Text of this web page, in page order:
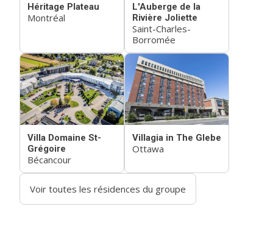
Héritage Plateau
Montréal
L'Auberge de la
Rivière Joliette
Saint-Charles-
Borromée
Villa Domaine St-
Grégoire
Bécancour
Villagia in The Glebe
Ottawa
Voir toutes les résidences du groupe